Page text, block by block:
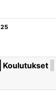
25
Koulutukset